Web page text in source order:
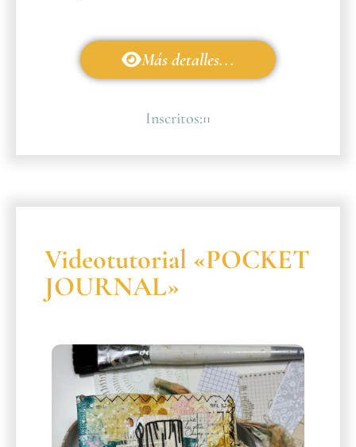
Más detalles...
Inscritos:11
Videotutorial «POCKET
JOURNAL»